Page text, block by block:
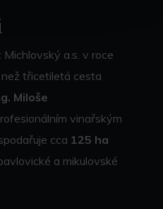
a.s. v roce
třicetiletá cesta
Miloše
vinařským
cca 125 ha
a mikulovské